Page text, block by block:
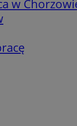
w